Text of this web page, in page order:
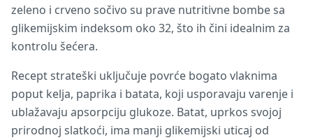
zeleno i crveno sočivo su prave nutritivne bombe sa
glikemijskim indeksom oko 32, što ih čini idealnim za
kontrolu šećera.
Recept strateški uključuje povrće bogato vlaknima
poput kelja, paprika i batata, koji usporavaju varenje i
ublažavaju apsorpciju glukoze. Batat, uprkos svojoj
prirodnoj slatkoći, ima manji glikemijski uticaj od